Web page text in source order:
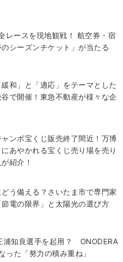
レースを現地観戦！ 航空券・宿
シーズンチケット」が当たる
和」と「適応」をテーマとした
で開催！東急不動産が様々な企
ンボ宝くじ販売終了間近！万博
あやかれる宝くじ売り場を売り
紹介！
う備える？さいたま市で専門家
電の限界」と太陽光の選び方
浦知良選手を起用？ ONODERA
った「努力の積み重ね」